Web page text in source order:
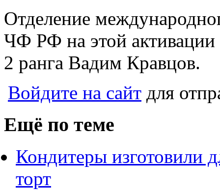
Отделение
ЧФ РФ на этой активации
2 ранга Вадим Кравцов.
Войдите на сайт для
Ещё по теме
Кондитеры изготовили
торт